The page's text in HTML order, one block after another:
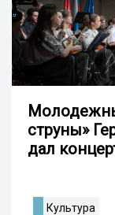
струны»
дал
Культура